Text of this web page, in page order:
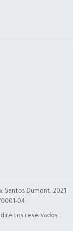
Santos Dumont, 2021
0001-04
direitos reservados.